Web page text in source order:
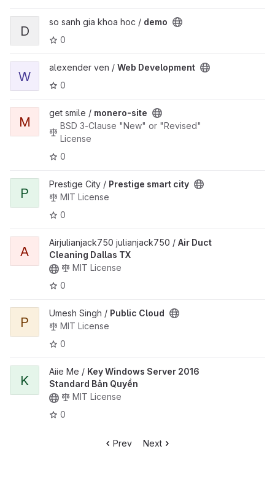
View demo project
D
so sanh gia khoa hoc / demo
0
View Web Development project
W
alexender ven / Web Development
0
View monero-site project
M
get smile / monero-site
BSD 3-Clause "New" or "Revised"
License
0
View Prestige smart city project
P
Prestige City / Prestige smart city
MIT License
0
View Air Duct Cleaning Dallas TX project
A
Airjulianjack750 julianjack750 / Air Duct
Cleaning Dallas TX
MIT License
0
View Public Cloud project
P
Umesh Singh / Public Cloud
MIT License
0
View Key Windows Server 2016 Standard Bản Quyền project
K
Aiie Me / Key Windows Server 2016
Standard Bản Quyền
MIT License
0
Prev Next